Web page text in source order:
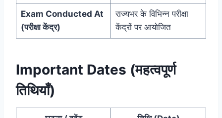
Exam Conducted At
(परीक्षा केंद्र)
राज्यभर के विभिन्न परीक्षा
केंद्रों पर आयोजित
Important Dates (महत्वपूर्ण
तिथियाँ)